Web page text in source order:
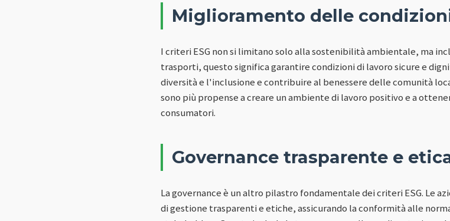
Miglioramento delle
I criteri ESG non si limitano solo alla sostenibilità ambientale, ma
trasporti, questo significa garantire condizioni di lavoro sicure e
diversità e l'inclusione e contribuire al benessere delle comunità
sono più propense a creare un ambiente di lavoro positivo e a
consumatori.
Governance trasparente e
La governance è un altro pilastro fondamentale dei criteri ESG. Le
di gestione trasparenti e etiche, assicurando la conformità alle